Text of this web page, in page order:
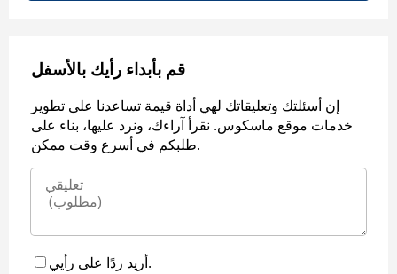
قم بأبداء رأيك بالأسفل
إن أسئلتك وتعليقاتك لهي أداة قيمة تساعدنا على تطوير
خدمات موقع ماسكوس. نقرأ آراءك، ونرد عليها، بناء على
طلبكم في أسرع وقت ممكن.
أريد ردًا على رأيي.